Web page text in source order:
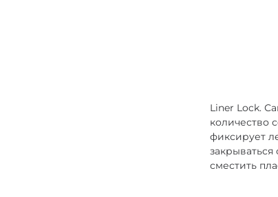
Liner Lock.
количество
фиксирует
сместить